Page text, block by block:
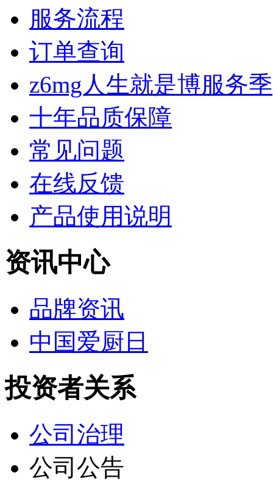
服务流程
订单查询
z6mg人生就是博服务季
十年品质保障
常见问题
在线反馈
产品使用说明
资讯中心
品牌资讯
中国爱厨日
投资者关系
公司治理
公司公告